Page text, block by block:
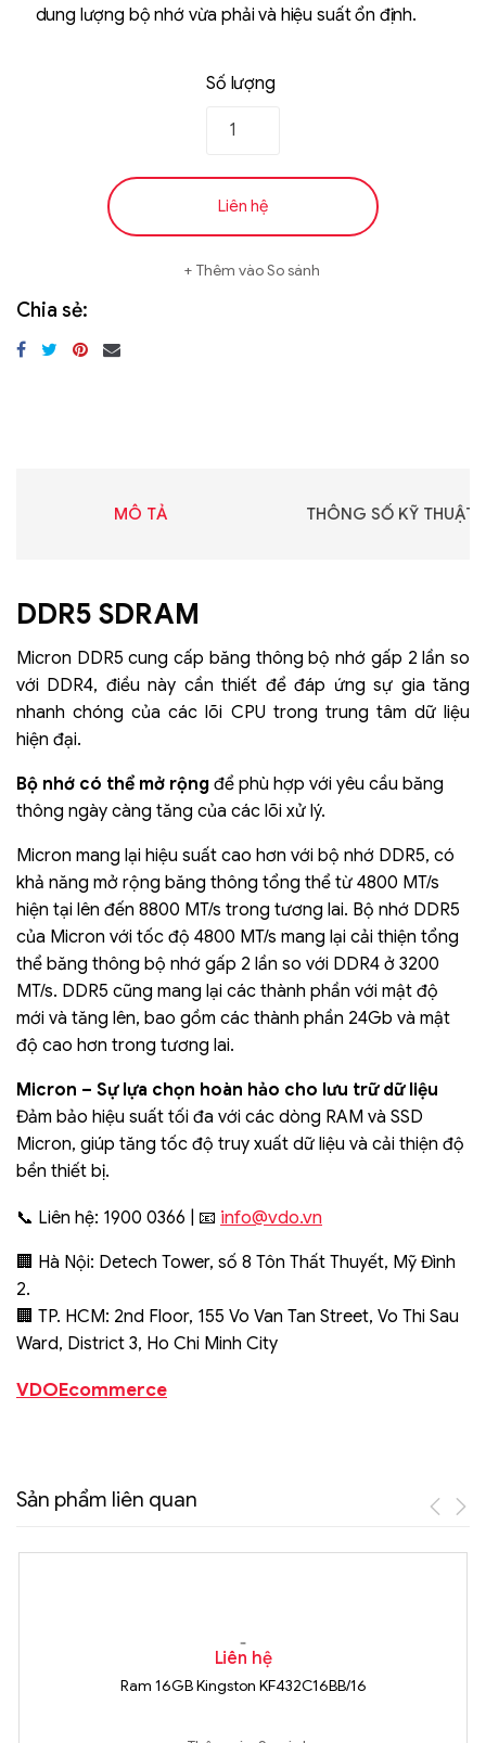
dung lượng bộ nhớ vừa phải và hiệu suất ổn định.
Số lượng
Liên hệ
Thêm vào So sánh
Chia sẻ:
MÔ TẢ THÔNG SỐ KỸ THUẬT
DDR5 SDRAM
Micron DDR5 cung cấp băng thông bộ nhớ gấp 2 lần so
với DDR4, điều này cần thiết để đáp ứng sự gia tăng
nhanh chóng của các lõi CPU trong trung tâm dữ liệu
hiện đại.
Bộ nhớ có thể mở rộng để phù hợp với yêu cầu băng
thông ngày càng tăng của các lõi xử lý.
Micron mang lại hiệu suất cao hơn với bộ nhớ DDR5, có
khả năng mở rộng băng thông tổng thể từ 4800 MT/s
hiện tại lên đến 8800 MT/s trong tương lai. Bộ nhớ DDR5
của Micron với tốc độ 4800 MT/s mang lại cải thiện tổng
thể băng thông bộ nhớ gấp 2 lần so với DDR4 ở 3200
MT/s. DDR5 cũng mang lại các thành phần với mật độ
mới và tăng lên, bao gồm các thành phần 24Gb và mật
độ cao hơn trong tương lai.
Micron – Sự lựa chọn hoàn hảo cho lưu trữ dữ liệu
Đảm bảo hiệu suất tối đa với các dòng RAM và SSD
Micron, giúp tăng tốc độ truy xuất dữ liệu và cải thiện độ
bền thiết bị.
📞 Liên hệ: 1900 0366 | 📧 info@vdo.vn
🏢 Hà Nội: Detech Tower, số 8 Tôn Thất Thuyết, Mỹ Đình
2.
🏢 TP. HCM: 2nd Floor, 155 Vo Van Tan Street, Vo Thi Sau
Ward, District 3, Ho Chi Minh City
VDOEcommerce
Sản phẩm liên quan
Liên hệ
Ram 16GB Kingston KF432C16BB/16